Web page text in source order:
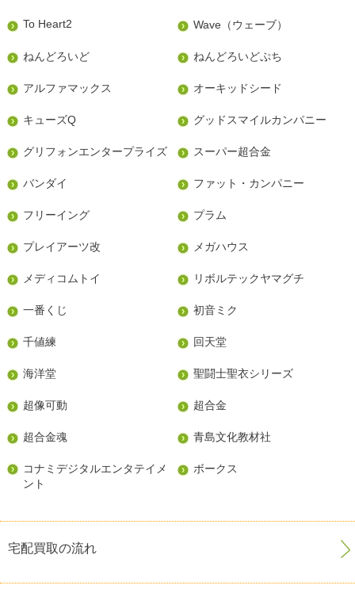
To Heart2 Wave（ウェーブ）
ねんどろいど ねんどろいどぷち
アルファマックス オーキッドシード
キューズQ グッドスマイルカンパニー
グリフォンエンタープライズ スーパー超合金
バンダイ ファット・カンパニー
フリーイング プラム
プレイアーツ改 メガハウス
メディコムトイ リボルテックヤマグチ
一番くじ 初音ミク
千値練 回天堂
海洋堂 聖闘士聖衣シリーズ
超像可動 超合金
超合金魂 青島文化教材社
コナミデジタルエンタテイメ
ント
ボークス
宅配買取の流れ